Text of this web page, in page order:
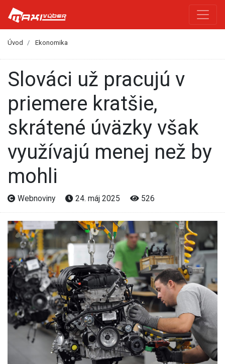
Úvod Ekonomika
Slováci už pracujú v
priemere kratšie,
skrátené úväzky však
využívajú menej než by
mohli
Webnoviny 24. máj 2025 526